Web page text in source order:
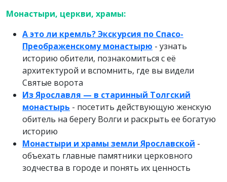
Монастыри, церкви, храмы:
А это ли кремль? Экскурсия по Спасо-
Преображенскому монастырю - узнать
историю обители, познакомиться с её
архитектурой и вспомнить, где вы видели
Святые ворота
Из Ярославля — в старинный Толгский
монастырь - посетить действующую женскую
обитель на берегу Волги и раскрыть ее богатую
историю
Монастыри и храмы земли Ярославской -
объехать главные памятники церковного
зодчества в городе и понять их ценность